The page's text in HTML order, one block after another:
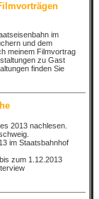
im
und dem
meinem Filmvortrag
zu Gast
finden Sie
2013 nachlesen.
im Staatsbahnhof
zum 1.12.2013